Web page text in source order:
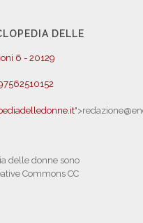
DELLE
6 - 20129
delle donne sono
Commons CC